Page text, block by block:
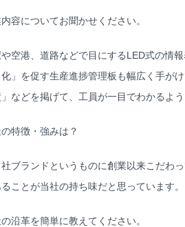
容についてお聞かせください。
空港、道路などで目にするLED式の情
化」を促す生産進捗管理板も幅広く手が
などを掲げて、工員が一目でわかるよ
特徴・強みは？
ブランドというものに創業以来こだわ
ことが当社の持ち味だと思っています。
沿革を簡単に教えてください。